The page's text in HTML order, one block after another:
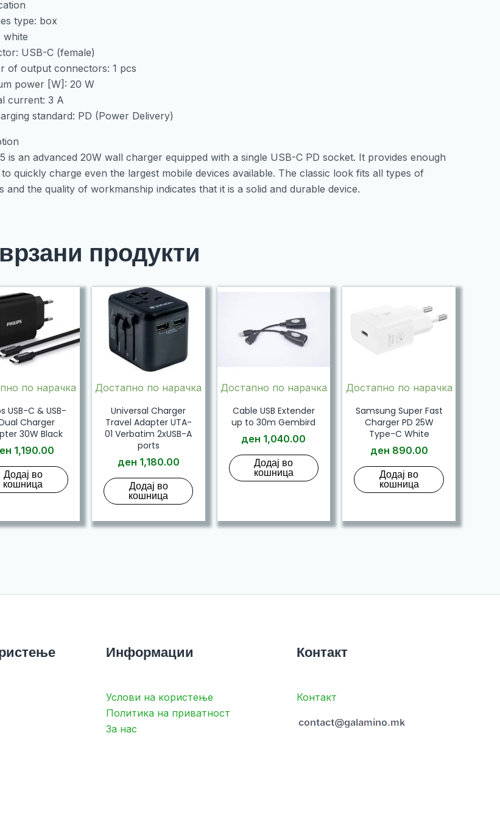
type: box
white
USB-C (female)
of output connectors: 1 pcs
power [W]: 20 W
current: 3 A
standard: PD (Power Delivery)
is an advanced 20W wall charger equipped with a single USB-C PD socket. It provides enough
quickly charge even the largest mobile devices available. The classic look fits all types of
and the quality of workmanship indicates that it is a solid and durable device.
продукти
по нарачка
USB-C & USB-
Charger
30W Black
1,190.00
Додај во
кошница
Достапно по нарачка
Universal Charger
Travel Adapter UTA-
01 Verbatim 2xUSB-A
ports
ден 1,180.00
Додај во
кошница
Достапно по нарачка
Cable USB Extender
up to 30m Gembird
ден 1,040.00
Додај во
кошница
Достапно по нарачка
Samsung Super Fast
Charger PD 25W
Type-C White
ден 890.00
Додај во
кошница
Информации
Услови на користење
Политика на приватност
За нас
Контакт
Контакт